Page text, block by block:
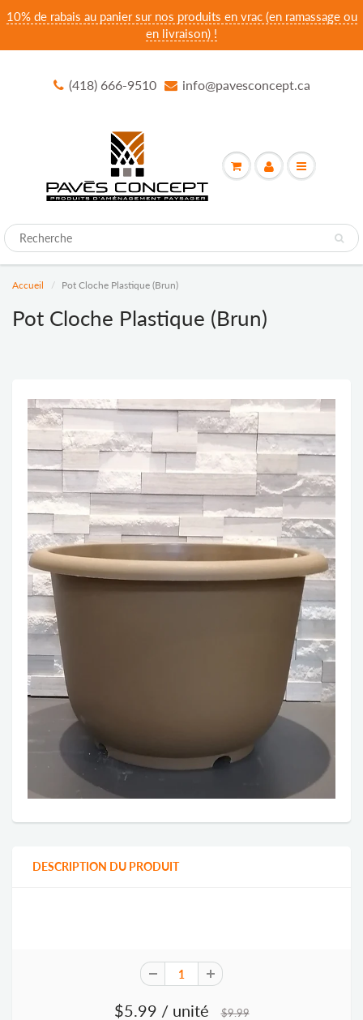
10% de rabais au panier sur nos produits en vrac (en ramassage ou
en livraison) !
(418) 666-9510 info@pavesconcept.ca
Accueil Pot Cloche Plastique (Brun)
Pot Cloche Plastique (Brun)
DESCRIPTION DU PRODUIT
$5.99 / unité $9.99